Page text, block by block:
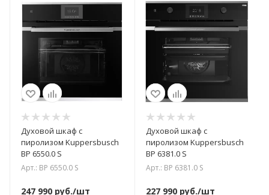
Духовой шкаф с
пиролизом Kuppersbusch
BP 6550.0 S
Арт.: BP 6550.0 S
247 990 руб./шт
Духовой шкаф с
пиролизом Kuppersbusch
BP 6381.0 S
Арт.: BP 6381.0 S
227 990руб./шт